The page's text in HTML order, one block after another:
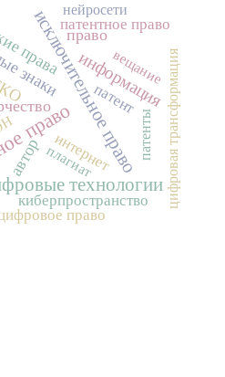
право
исключительное право
технологии
информация
автор
знаки
права право
интернет
киберпространство
патентное право
право
патент цифровая трансформация
патенты
плагиат
вещание
нейросети